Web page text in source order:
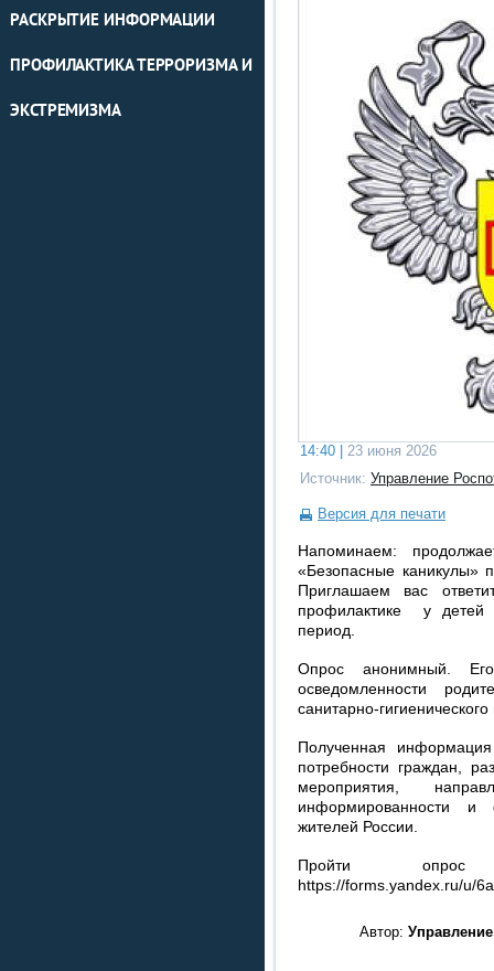
РАСКРЫТИЕ ИНФОРМАЦИИ
ПРОФИЛАКТИКА ТЕРРОРИЗМА И
ЭКСТРЕМИЗМА
14:40 |
23 июня 2026
Источник: Управление
Версия для печати
Напоминаем:
«Безопасные каникулы»
Приглашаем вас
профилактике у детей
период.
Опрос анонимный.
осведомленности
санитарно-
Полученная
потребности граждан,
мероприятия,
информированности и
жителей России.
Пройти
https://forms.yandex.ru/u/
Автор: